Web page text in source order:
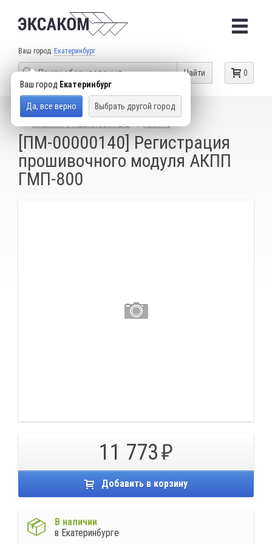
Ваш город Екатеринбург
Ваш город Екатеринбург
Да, все верно Выбрать другой город
0
Найти
КАТАЛОГ ТОВАРОВ
ДИАГНОСТИЧЕСКИЕ СКАНЕРЫ
[ПМ-00000140] Регистрация
прошивочного модуля АКПП
ГМП-800
11 773
Добавить в корзину
В наличии
в Екатеринбурге